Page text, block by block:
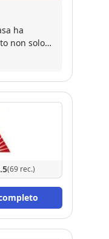
ha
trattando
e
(69 rec.)